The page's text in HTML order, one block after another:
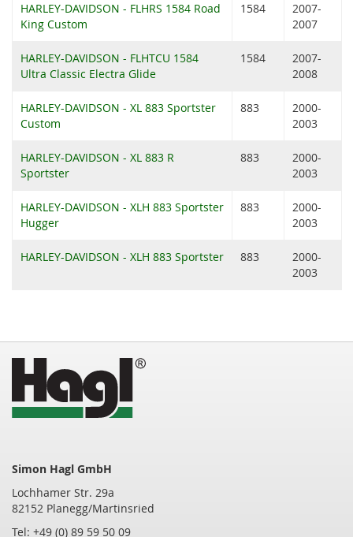
HARLEY-DAVIDSON - FLHRS 1584 Road
King Custom
1584
2007-
2007
HARLEY-DAVIDSON - FLHTCU 1584
Ultra Classic Electra Glide
1584
2007-
2008
HARLEY-DAVIDSON - XL 883 Sportster
Custom
883
2000-
2003
HARLEY-DAVIDSON - XL 883 R
Sportster
883
2000-
2003
HARLEY-DAVIDSON - XLH 883 Sportster
Hugger
883
2000-
2003
HARLEY-DAVIDSON - XLH 883 Sportster 883
2000-
2003
Simon Hagl GmbH
Lochhamer Str. 29a
82152 Planegg/Martinsried
Tel: +49 (0) 89 59 50 09